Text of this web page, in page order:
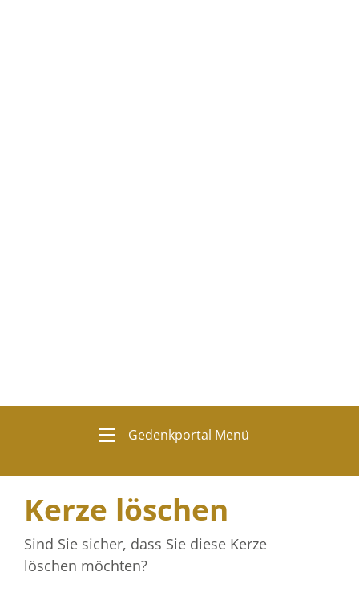
Gedenkportal Menü
Kerze löschen
Sind Sie sicher, dass Sie diese Kerze
löschen möchten?